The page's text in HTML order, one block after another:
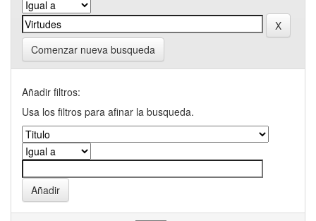
Comenzar nueva busqueda
Añadir filtros:
Usa los filtros para afinar la busqueda.